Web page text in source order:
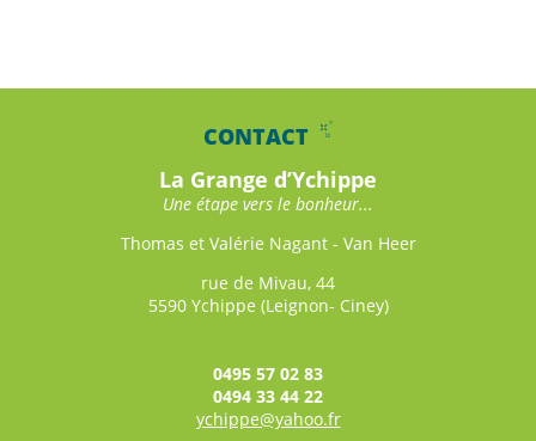
CONTACT
La Grange d’Ychippe
Une étape vers le bonheur...
Thomas et Valérie Nagant - Van Heer
rue de Mivau, 44
5590 Ychippe (Leignon- Ciney)
0495 57 02 83
0494 33 44 22
ychippe@yahoo.fr